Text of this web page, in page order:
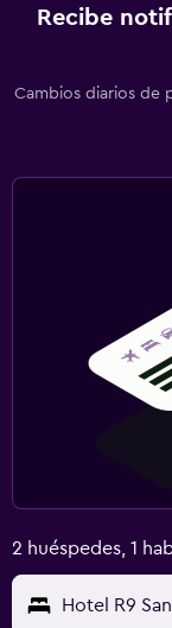
Recibe
Cambios diarios de
2 huéspedes, 1
Hotel R9